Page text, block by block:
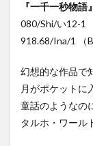
『一千一秒物語』
080/Shi/い12-1
918.68/Ina/1
幻想的な作品で
月がポケットに
童話のようなの
タルホ・ワール